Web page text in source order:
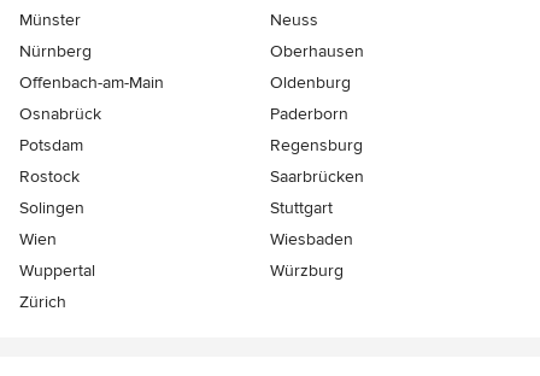
Münster
Neuss
Nürnberg
Oberhausen
Offenbach-am-Main
Oldenburg
Osnabrück
Paderborn
Potsdam
Regensburg
Rostock
Saarbrücken
Solingen
Stuttgart
Wien
Wiesbaden
Wuppertal
Würzburg
Zürich